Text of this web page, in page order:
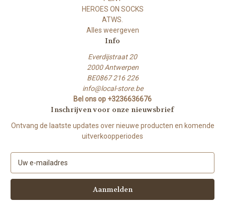
HEROES ON SOCKS
ATWS.
Alles weergeven
Info
Everdijstraat 20
2000 Antwerpen
BE0867 216 226
info@local-store.be
Bel ons op +3236636676
Inschrijven voor onze nieuwsbrief
Ontvang de laatste updates over nieuwe producten en komende
uitverkoopperiodes
E
m
i